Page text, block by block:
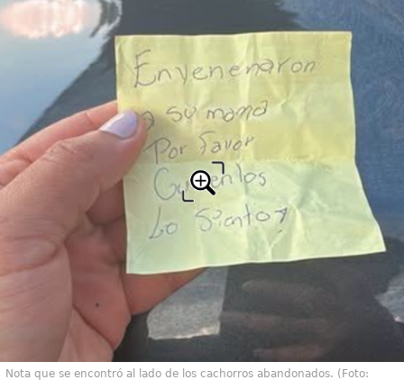
Nota que se encontró al lado de los cachorros abandonados. (Foto: